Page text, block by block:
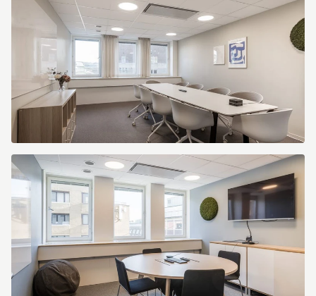
Kungsgatan
20